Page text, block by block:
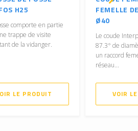
H25
comporte en partie
trappe de visite
de la vidanger.
LE PRODUIT
FEMELLE
Ø40
Le coude
87.3° de
un raccord
réseau...
VOIR